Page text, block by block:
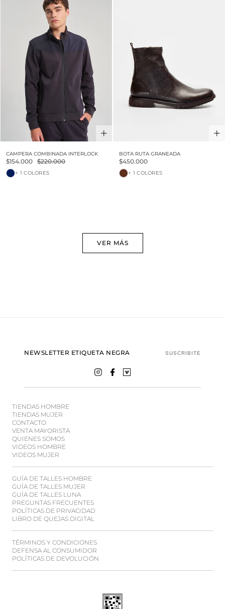
CAMPERA COMBINADA INTERLOCK
$154.000 $220.000
+ 1 COLORES
BOTA RUTA GRANEADA
$450.000
+ 1 COLORES
VER MÁS
TIENDAS HOMBRE
TIENDAS MUJER
CONTACTO
VENTA MAYORISTA
QUIENES SOMOS
VIDEOS HOMBRE
VIDEOS MUJER
GUÍA DE TALLES HOMBRE
GUÍA DE TALLES MUJER
GUÍA DE TALLES LUNA
PREGUNTAS FRECUENTES
POLÍTICAS DE PRIVACIDAD
LIBRO DE QUEJAS DIGITAL
TÉRMINOS Y CONDICIONES
DEFENSA AL CONSUMIDOR
POLÍTICAS DE DEVOLUCIÓN
NEWSLETTER ETIQUETA NEGRA SUSCRIBITE